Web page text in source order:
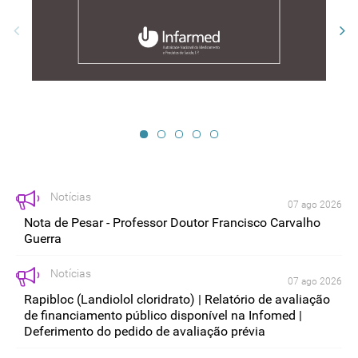
Notícias
07 ago 2026
Nota de Pesar - Professor Doutor Francisco Carvalho
Guerra
Notícias
07 ago 2026
Rapibloc (Landiolol cloridrato) | Relatório de avaliação
de financiamento público disponível na Infomed |
Deferimento do pedido de avaliação prévia